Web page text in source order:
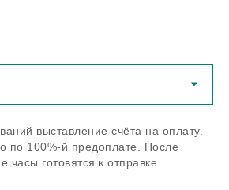
выставление счёта на оплату.
по 100%-й предоплате. После
часы готовятся к отправке.
- задайте
или в